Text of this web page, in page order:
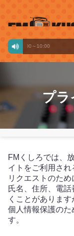
00:00～10:00
プラ
FMくしろでは、
イトをご利用さ
リクエストのた
氏名、住所、電
くことがありま
個人情報保護のた
す。